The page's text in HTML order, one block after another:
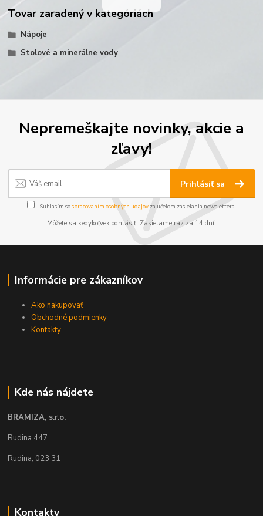
Tovar zaradený v kategóriách
Nápoje
Stolové a minerálne vody
Nepremeškajte novinky, akcie a
zľavy!
Prihlásiť sa
Súhlasím sospracovaním osobných údajov za účelom zasielania newslettera.
Môžete sa kedykoľvek odhlásiť. Zasielame raz za 14 dní.
Informácie pre zákazníkov
Ako nakupovať
Obchodné podmienky
Kontakty
Kde nás nájdete
BRAMIZA, s.r.o.
Rudina 447
Rudina, 023 31
Kontakty